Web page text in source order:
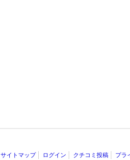
サイトマップ ログイン クチコミ投稿 プラ